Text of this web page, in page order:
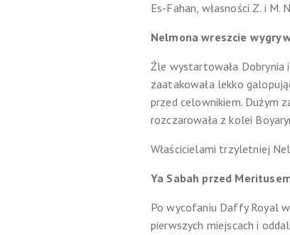
Es-Fahan, własności Z. i M.
Nelmona wreszcie
Źle wystartowała Dobrynia
zaatakowała lekko
przed celownikiem. Dużym
rozczarowała z kolei
Właścicielami trzyletniej
Ya Sabah przed
Po wycofaniu Daffy Royal
pierwszych miejscach i